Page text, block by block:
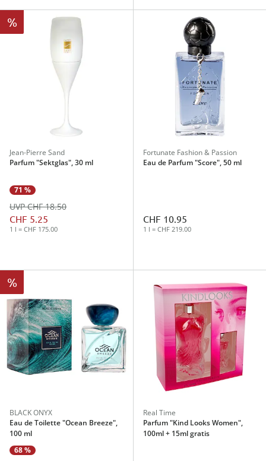
%
Jean-Pierre Sand
Parfum "Sektglas", 30 ml
71 %
CHF 5.25
UVP CHF 18.50
1 l = CHF 175.00
Fortunate Fashion & Passion
Eau de Parfum "Score", 50 ml
CHF 10.95
1 l = CHF 219.00
%
BLACK ONYX
Eau de Toilette "Ocean Breeze",
100 ml
68 %
Real Time
Parfum "Kind Looks Women",
100ml + 15ml gratis